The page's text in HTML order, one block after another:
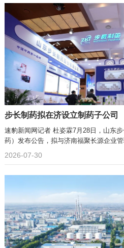
步长制药拟在济设立制药子公司
速豹新闻网记者 杜姿霖7月28日，山东
药）发布公告，拟与济南福聚长源企业
2026-07-30